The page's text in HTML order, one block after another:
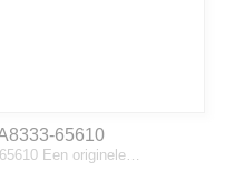
65610
Een originele…